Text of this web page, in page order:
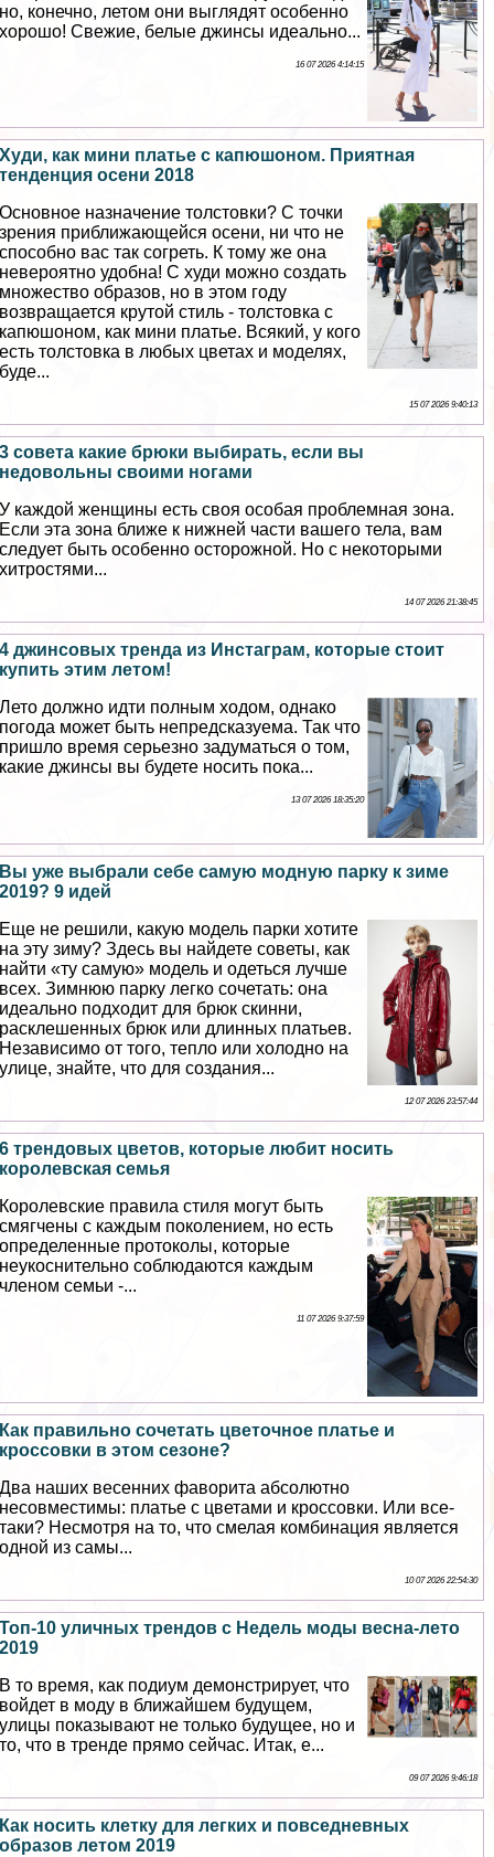
но, конечно, летом они выглядят особенно
хорошо! Свежие, белые джинсы идеально...
16 07 2026 4:14:15
Худи, как мини платье с капюшоном. Приятная
тенденция осени 2018
Основное назначение толстовки? С точки
зрения приближающейся осени, ни что не
способно вас так согреть. К тому же она
невероятно удобна! С худи можно создать
множество образов, но в этом году
возвращается крутой стиль - толстовка с
капюшоном, как мини платье. Всякий, у кого
есть толстовка в любых цветах и моделях,
буде...
15 07 2026 9:40:13
3 совета какие брюки выбирать, если вы
недовольны своими ногами
У каждой женщины есть своя особая проблемная зона.
Если эта зона ближе к нижней части вашего тела, вам
следует быть особенно осторожной. Но с некоторыми
хитростями...
14 07 2026 21:38:45
4 джинсовых тренда из Инстаграм, которые стоит
купить этим летом!
Лето должно идти полным ходом, однако
погода может быть непредсказуема. Так что
пришло время серьезно задуматься о том,
какие джинсы вы будете носить пока...
13 07 2026 18:35:20
Вы уже выбрали себе самую модную парку к зиме
2019? 9 идей
Еще не решили, какую модель парки хотите
на эту зиму? Здесь вы найдете советы, как
найти «ту самую» модель и одеться лучше
всех. Зимнюю парку легко сочетать: она
идеально подходит для брюк скинни,
расклешенных брюк или длинных платьев.
Независимо от того, тепло или холодно на
улице, знайте, что для создания...
12 07 2026 23:57:44
6 трендовых цветов, которые любит носить
королевская семья
Королевские правила стиля могут быть
смягчены с каждым поколением, но есть
определенные протоколы, которые
неукоснительно соблюдаются каждым
члeном семьи -...
11 07 2026 9:37:59
Как правильно сочетать цветочное платье и
кроссовки в этом сезоне?
Два наших весенних фаворита абсолютно
несовместимы: платье с цветами и кроссовки. Или все-
таки? Несмотря на то, что смелая комбинация является
одной из самы...
10 07 2026 22:54:30
Топ-10 уличных трендов с Недель моды весна-лето
2019
В то время, как подиум демонстрирует, что
войдет в моду в ближайшем будущем,
улицы показывают не только будущее, но и
то, что в тренде прямо сейчас. Итак, е...
09 07 2026 9:46:18
Как носить клетку для легких и повседневных
образов летом 2019